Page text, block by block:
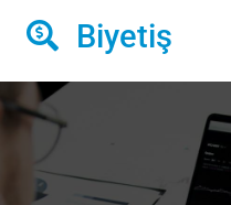
Biyetiş